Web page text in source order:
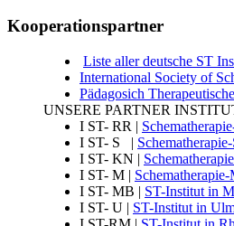
Kooperationspartner
Liste aller deutsche ST
International Society of
Pädagosich
UNSERE PARTNER
I ST- RR |
I ST- S |
I ST- KN |
I ST- M |
I ST- MB | ST-Institut in
I ST- U | ST-Institut in